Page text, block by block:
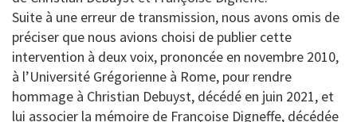
Suite à une erreur de transmission, nous avons omis de
préciser que nous avions choisi de publier cette
intervention à deux voix, prononcée en novembre 2010,
à l’Université Grégorienne à Rome, pour rendre
hommage à Christian Debuyst, décédé en juin 2021, et
lui associer la mémoire de Françoise Digneffe, décédée